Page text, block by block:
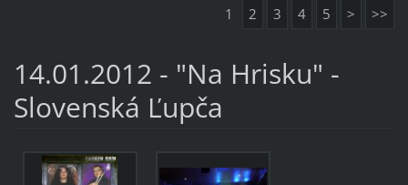
1 2 3 4 5 > >>
14.01.2012 - "Na Hrisku" -
Slovenská Ľupča